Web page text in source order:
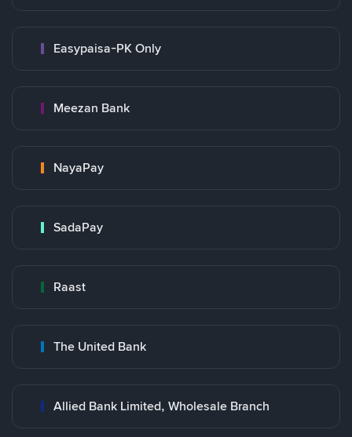
Easypaisa-PK Only
Meezan Bank
NayaPay
SadaPay
Raast
The United Bank
Allied Bank Limited, Wholesale Branch